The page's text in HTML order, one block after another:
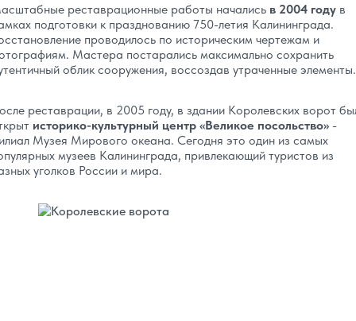
реставрационные работы начались в 2004 году в
подготовки к празднованию 750-летия Калининграда.
проводилось по историческим чертежам и
Мастера постарались максимально сохранить
облик сооружения, воссоздав утраченные элементы.
реставрации, в 2005 году, в здании Королевских ворот
историко-культурный центр «Великое посольство» -
Музея Мирового океана. Сегодня это один из самых
музеев Калининграда, привлекающий туристов из
уголков России и мира.